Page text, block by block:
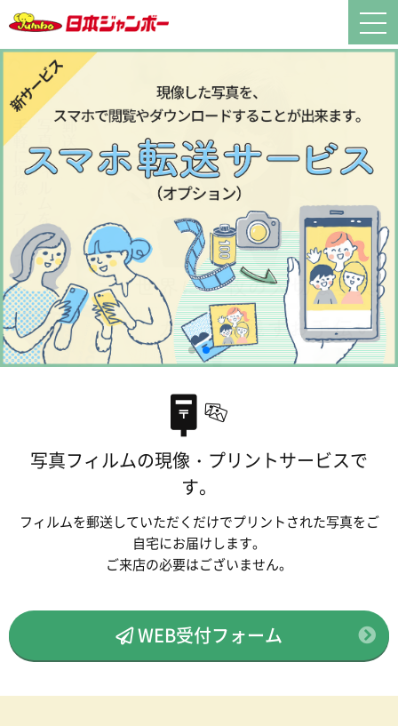
写真フィルムの現像・プリントサービスで
す。
フィルムを郵送していただくだけでプリントされた写真をご
自宅にお届けします。
ご来店の必要はございません。
WEB受付フォーム